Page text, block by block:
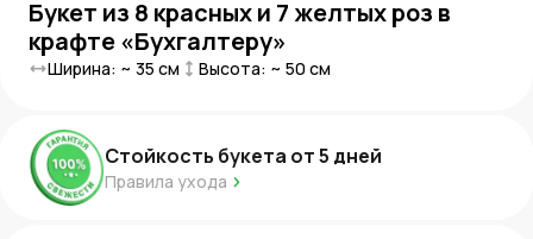
Букет из 8 красных и 7 желтых роз в
крафте «Бухгалтеру»
Ширина: ~ 35 см Высота: ~ 50 см
Стойкость букета от5 дней
Правила ухода